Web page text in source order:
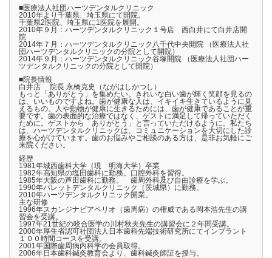
■医療法人社団ハーツデンタルクリニック
2010年より千葉県、埼玉県にて開院。
千葉県2医院、埼玉県に1医院を展開。
2010年９月：ハーツデンタルクリニック１号店 西白井にて白井店開
院
2014年７月：ハーツデンタルクリニック八千代中央開院 （医療法人社
団ハーツデンタルクリニックの分院として開院）
2014年９月：ハーツデンタルクリニック谷塚開院 （医療法人社団ハー
ツデンタルクリニックの分院として開院）
■院長情報
白井店 院長 永橋克史（ながはしかつし）
もっと「ありがとう」を集めたい。きれいな白い歯が輝く笑顔を見るの
は、いいものですよね。歯が健康な人は、イキイキ生きているように見
えるもの。人や動物が健康に生きるためには、歯が健康であることが重
要です。歯の表面的な治療ではなく、ゲストに満足して帰っていただく
ために。ゲストから「ありがとう」と言っていただけるように。私たち
は、ハーツデンタルクリニックは、コミュニケーションを大切にした診
療を心がけています。歯のお悩みやご相談のある方は、是非お気軽にご
来院ください。
経歴
1981年城西歯科大学｛現 明海大学｝卒業
1982年高知県の塩田歯科に勤務。口腔外科を習得。
1985年大阪の芦田歯科に勤務。 歯周外科及び自由診療を学ぶ。
1990年パレットデンタルクリニック（茨城県）に勤務。
2010年ハーツデンタルクリニック開業。
主な研修
1996年スカンジナビアペリオ（歯周病）の権威である岡本浩先生の講
習会を受講。
1997年21世紀の咬合医学の川村秋夫先生の講習会に２年間受講。
2000年厚生省認可社団法人日本歯科先端技術研究所にてインプラント
１００時間コースを受講。
2001年国際歯周病内科学の会員取得。
2006年日本歯科鍼灸教育会より、歯科鍼灸師証を授与。